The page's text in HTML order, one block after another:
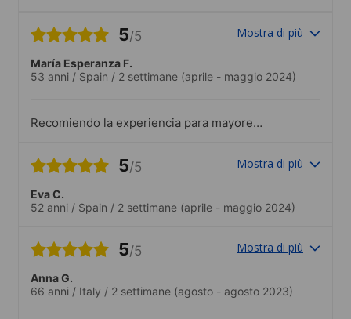
5/5 Mostra di più
María Esperanza F.
53 anni / Spain / 2 settimane (aprile - maggio 2024)
Recomiendo la experiencia para mayores
impartir los cursos y las actividades a tu
entretenimiento. Básico para una
estancia mitad curso mitad actividades
5/5 Mostra di più
Eva C.
52 anni / Spain / 2 settimane (aprile - maggio 2024)
5/5 Mostra di più
Anna G.
66 anni / Italy / 2 settimane (agosto - agosto 2023)